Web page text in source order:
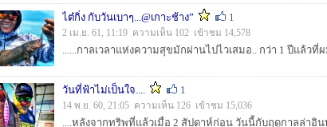
ไต๋กิ่ง กับวันเบาๆ...@เกาะช้าง” 1
2 เม.ย. 61, 11:19 ความเห็น 102 เข้าชม 14,578
วันที่ฟ้าไม่เป็นใจ.... 1
14 พ.ย. 60, 21:05 ความเห็น 126 เข้าชม 15,036